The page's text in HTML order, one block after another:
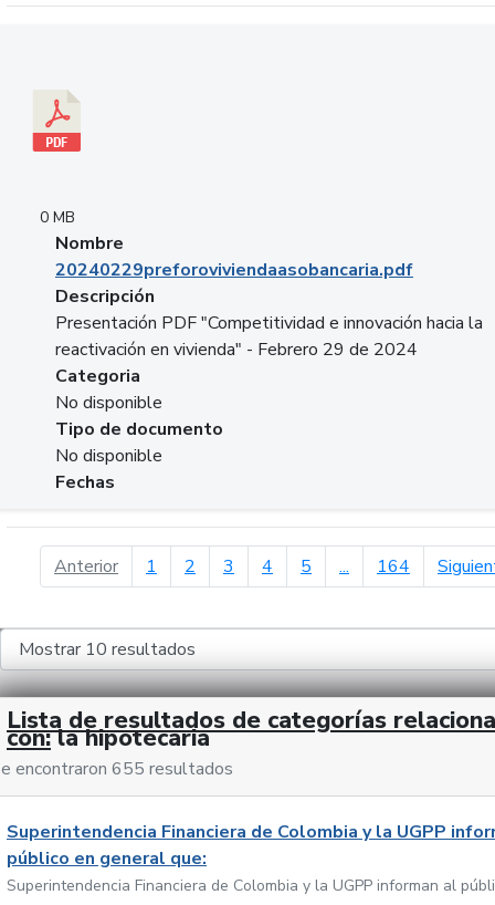
0 MB
Nombre
20240229preforoviviendaasobancaria.pdf
Descripción
Presentación PDF "Competitividad e innovación hacia la
reactivación en vivienda" - Febrero 29 de 2024
Categoria
No disponible
Tipo de documento
No disponible
Fechas
Anteriorpágina anterior
1 2 3 4 5 ... 164
Lista de resultados de categorías
con: la hipotecaria
encontraron 655 resultados
Superintendencia Financiera de Colombia y la UGPP
público en general que:
Superintendencia Financiera de Colombia y la UGPP informan al